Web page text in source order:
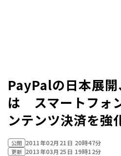
PayPalの日本展開
は スマートフォ
ンテンツ決済を強
公開 2011年02月21日 20時47分
更新 2013年03月25日 19時12分